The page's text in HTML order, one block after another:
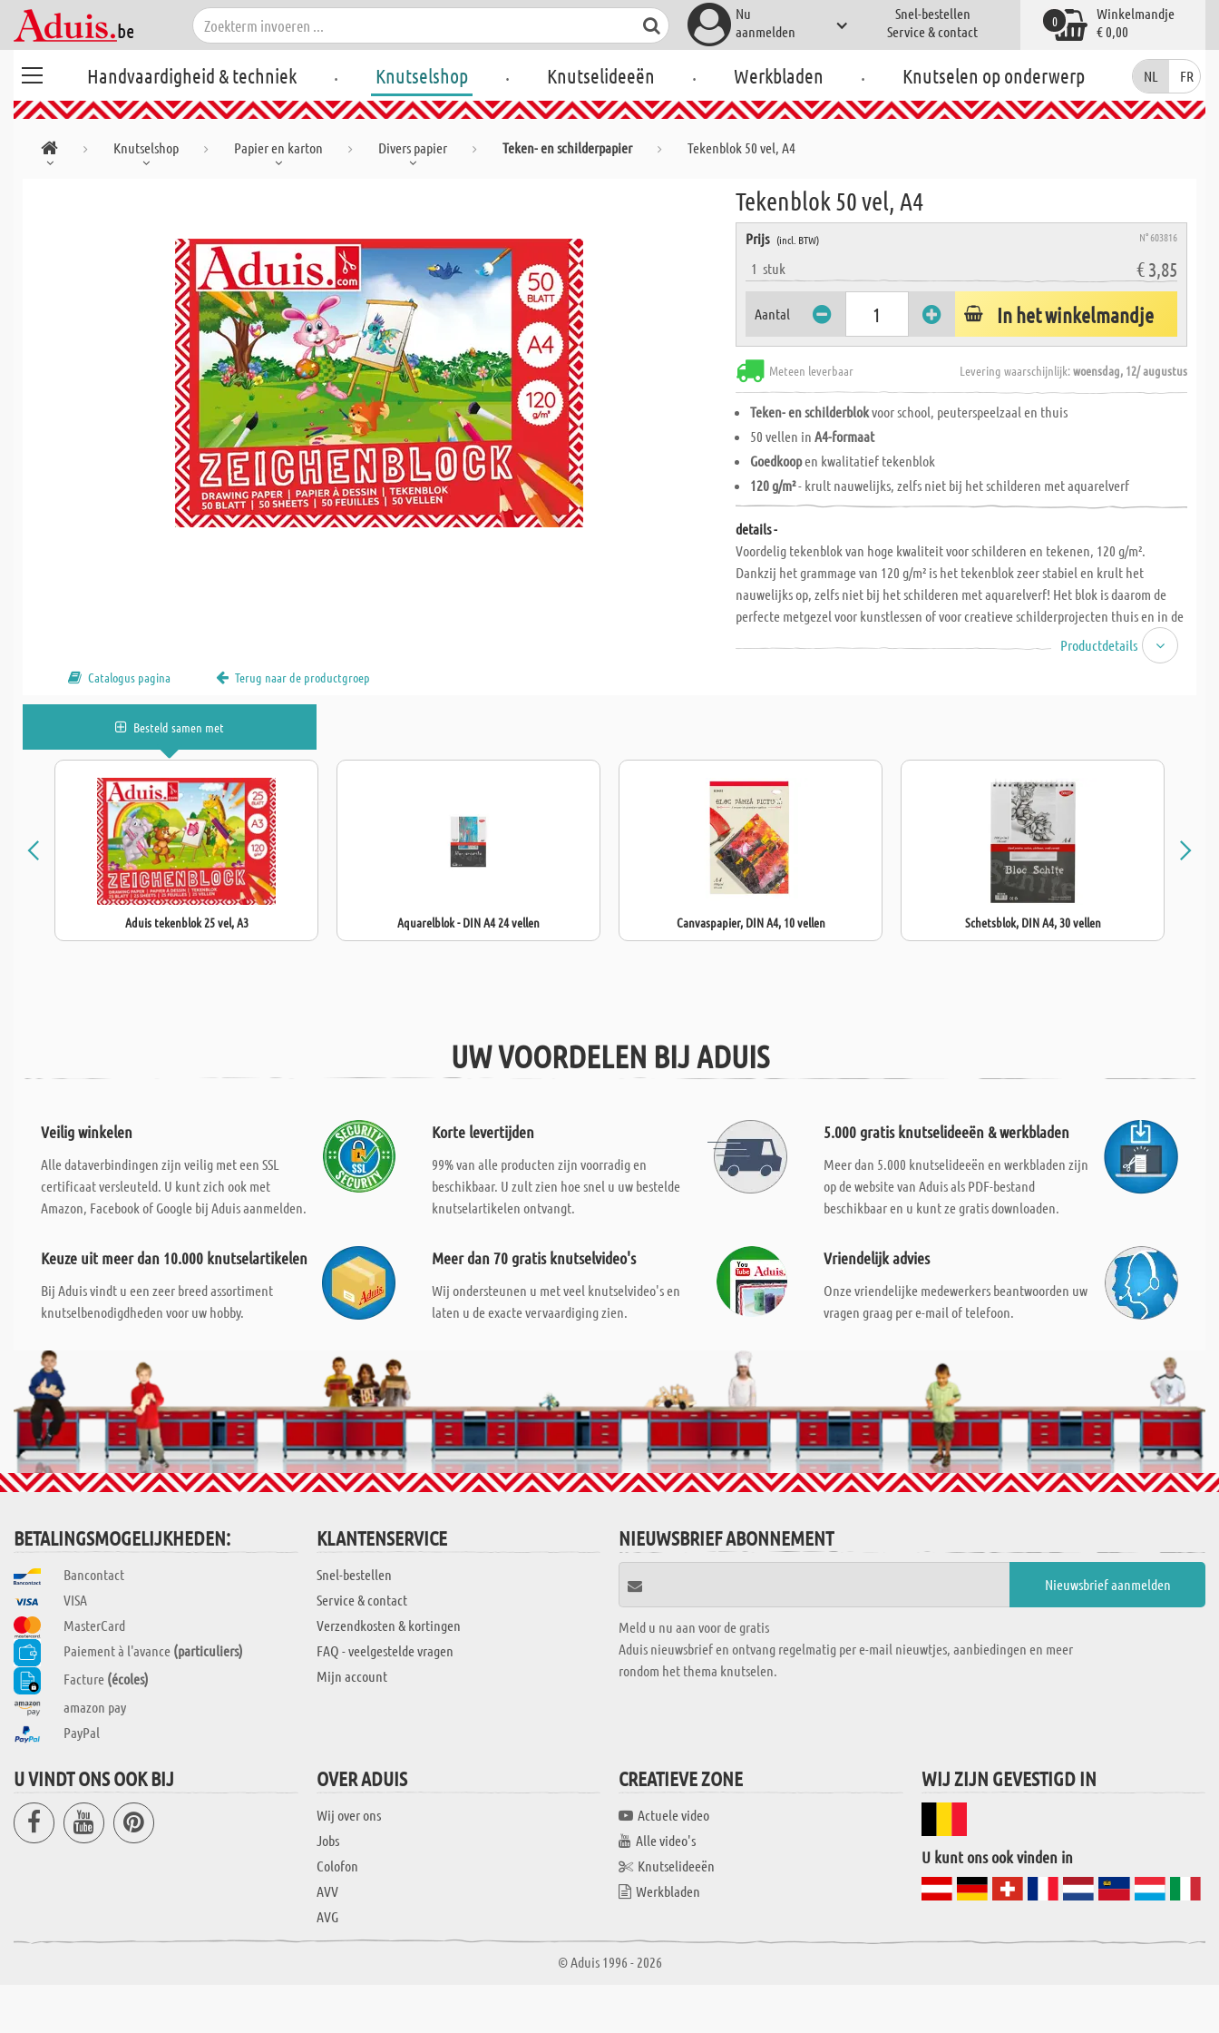
Nu
aanmelden
Snel-bestellen
Service & contact
Winkelmandje
€ 0,00
0
Handvaardigheid & techniek . Knutselshop . Knutselideeën . Werkbladen . Knutselen op onderwerp NL FR
Knutselshop Papier en karton Divers papier Teken- en schilderpapier Tekenblok 50 vel, A4
Tekenblok 50 vel, A4
Prijs (incl. BTW) N° 603816
1stuk € 3,85
Aantal In het winkelmandje
Meteen leverbaar Levering waarschijnlijk:woensdag, 12/ augustus
Teken- en schilderblokvoor school, peuterspeelzaal en thuis
50 vellen inA4-formaat
Goedkoopen kwalitatief tekenblok
120 g/m²- krult nauwelijks, zelfs niet bij het schilderen met aquarelverf
details -
Voordelig tekenblok van hoge kwaliteit voor schilderen en tekenen, 120 g/m².
Dankzij het grammage van 120 g/m² is het tekenblok zeer stabiel en krult het
nauwelijks op, zelfs niet bij het schilderen met aquarelverf! Het blok is daarom de
perfecte metgezel voor kunstlessen of voor creatieve schilderprojecten thuis en in de
Productdetails
Catalogus pagina Terug naar de productgroep
Besteld samen met
Aduis tekenblok 25 vel, A3 Aquarelblok - DIN A4 24 vellen Canvaspapier, DIN A4, 10 vellen Schetsblok, DIN A4, 30 vellen
UW VOORDELEN BIJ ADUIS
Veilig winkelen
Alle dataverbindingen zijn veilig met een SSL
certificaat versleuteld. U kunt zich ook met
Amazon, Facebook of Google bij Aduis aanmelden.
Korte levertijden
99% van alle producten zijn voorradig en
beschikbaar. U zult zien hoe snel u uw bestelde
knutselartikelen ontvangt.
5.000 gratis knutselideeën & werkbladen
Meer dan 5.000 knutselideeën en werkbladen zijn
op de website van Aduis als PDF-bestand
beschikbaar en u kunt ze gratis downloaden.
Keuze uit meer dan 10.000 knutselartikelen
Bij Aduis vindt u een zeer breed assortiment
knutselbenodigdheden voor uw hobby.
Meer dan 70 gratis knutselvideo's
Wij ondersteunen u met veel knutselvideo's en
laten u de exacte vervaardiging zien.
Vriendelijk advies
Onze vriendelijke medewerkers beantwoorden uw
vragen graag per e-mail of telefoon.
BETALINGSMOGELIJKHEDEN:
Bancontact
VISA
MasterCard
Paiement à l'avance (particuliers)
Facture (écoles)
amazon pay
PayPal
KLANTENSERVICE
Snel-bestellen
Service & contact
Verzendkosten & kortingen
FAQ - veelgestelde vragen
Mijn account
NIEUWSBRIEF ABONNEMENT
Meld u nu aan voor de gratis
Aduis nieuwsbrief en ontvang regelmatig per e-mail nieuwtjes, aanbiedingen en meer
rondom het thema knutselen.
U VINDT ONS OOK BIJ OVER ADUIS
Wij over ons
Jobs
Colofon
AVV
AVG
CREATIEVE ZONE
Actuele video
Alle video's
Knutselideeën
Werkbladen
WIJ ZIJN GEVESTIGD IN
U kunt ons ook vinden in
© Aduis 1996 - 2026